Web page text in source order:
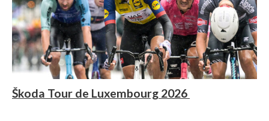
Škoda Tour de Luxembourg 2026